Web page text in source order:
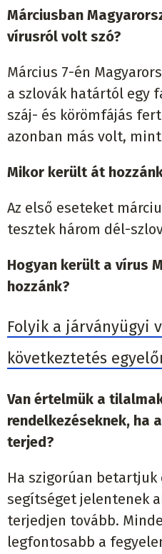
Márciusban
vírusról volt szó?
Március 7-én
a szlovák határtól egy
száj- és körömfájás
azonban más volt,
Mikor került át
Az első eseteket
tesztek három dél-
Hogyan került a vírus
hozzánk?
Folyik a járványügyi
következtetés
Van értelmük a
rendelkezéseknek, ha
terjed?
Ha szigorúan betartjuk
segítséget jelentenek
terjedjen tovább.
legfontosabb a